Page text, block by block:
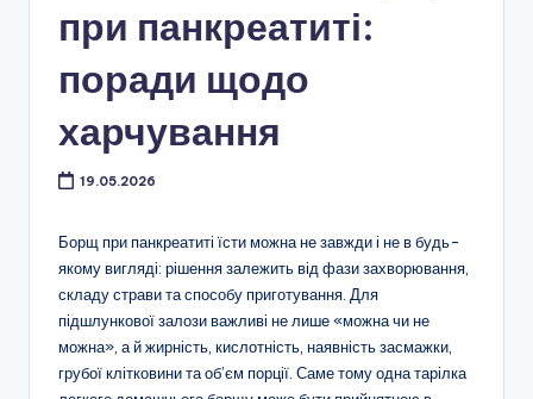
при панкреатиті:
поради щодо
харчування
19.05.2026
Борщ при панкреатиті їсти можна не завжди і не в будь-
якому вигляді: рішення залежить від фази захворювання,
складу страви та способу приготування. Для
підшлункової залози важливі не лише «можна чи не
можна», а й жирність, кислотність, наявність засмажки,
грубої клітковини та об’єм порції. Саме тому одна тарілка